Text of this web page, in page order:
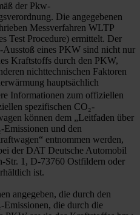
der Pkw-
Die angegebenen
Messverfahren WLTP
Test Procedure) ermittelt. Der
eines PKW sind nicht nur
Kraftstoffs durch den PKW,
nichttechnischen Faktoren
hauptsächlich
Informationen zum offiziellen
spezifischen CO₂-
können dem „Leitfaden über
und den
entnommen werden,
der DAT Deutsche Automobil
1, D-73760 Ostfildern oder
ist.
angegeben, die durch den
Emissionen, die durch die